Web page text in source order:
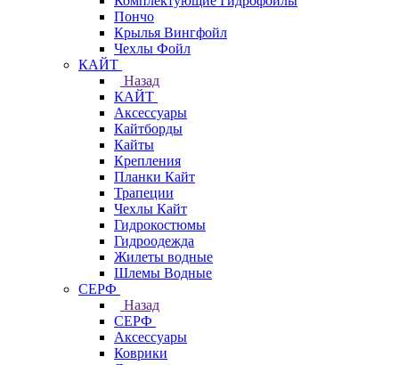
Пончо
Крылья Вингфойл
Чехлы Фойл
КАЙТ
Назад
КАЙТ
Аксессуары
Кайтборды
Кайты
Крепления
Планки Кайт
Трапеции
Чехлы Кайт
Гидрокостюмы
Гидроодежда
Жилеты водные
Шлемы Водные
СЕРФ
Назад
СЕРФ
Аксессуары
Коврики